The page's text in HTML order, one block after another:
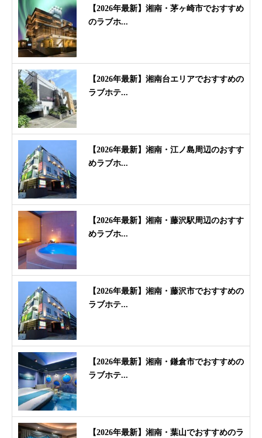
【2026年最新】湘南・茅ヶ崎市でおすすめ
のラブホ...
【2026年最新】湘南台エリアでおすすめの
ラブホテ...
【2026年最新】湘南・江ノ島周辺のおすす
めラブホ...
【2026年最新】湘南・藤沢駅周辺のおすす
めラブホ...
【2026年最新】湘南・藤沢市でおすすめの
ラブホテ...
【2026年最新】湘南・鎌倉市でおすすめの
ラブホテ...
【2026年最新】湘南・葉山でおすすめのラ